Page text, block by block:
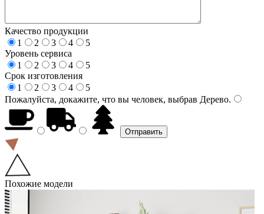
Качество продукции
1
2 3 4
5
Уровень сервиса
1
2 3 4
5
Срок изготовления
1
2 3 4
5
Пожалуйста, докажите, что вы человек, выбрав Дерево.
Похожие модели